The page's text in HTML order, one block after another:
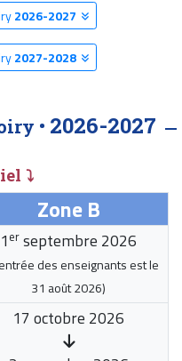
2026-2027
2027-2028
• 2026-2027
⤵
Zone B
1 er septembre 2026
des enseignants est le
31 août 2026)
17 octobre 2026